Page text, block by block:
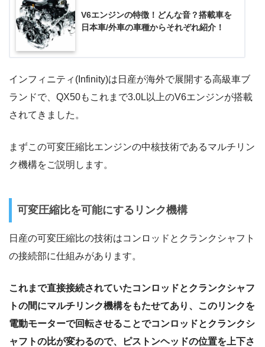
V6エンジンの特徴！どんな音？搭載車を
日本車/外車の車種からそれぞれ紹介！
インフィニティ(Infinity)は日産が海外で展開する高級車ブ
ランドで、QX50もこれまで3.0L以上のV6エンジンが搭載
されてきました。
まずこの可変圧縮比エンジンの中核技術であるマルチリン
ク機構をご説明します。
可変圧縮比を可能にするリンク機構
日産の可変圧縮比の技術はコンロッドとクランクシャフト
の接続部に仕組みがあります。
これまで直接接続されていたコンロッドとクランクシャフ
トの間にマルチリンク機構をもたせてあり、このリンクを
電動モーターで回転させることでコンロッドとクランクシ
ャフトの比が変わるので、ピストンヘッドの位置を上下さ